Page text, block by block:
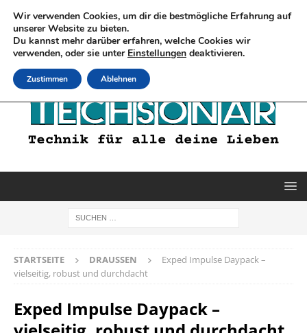
STARTSEITE DRAUSSEN
Exped Impulse Daypack –
vielseitig, robust und durchdacht
Exped Impulse Daypack –
Wir verwenden Cookies, um dir die bestmögliche Erfahrung auf
unserer Website zu bieten.
Du kannst mehr darüber erfahren, welche Cookies wir
verwenden, oder sie unter Einstellungen deaktivieren.
Zustimmen Ablehnen